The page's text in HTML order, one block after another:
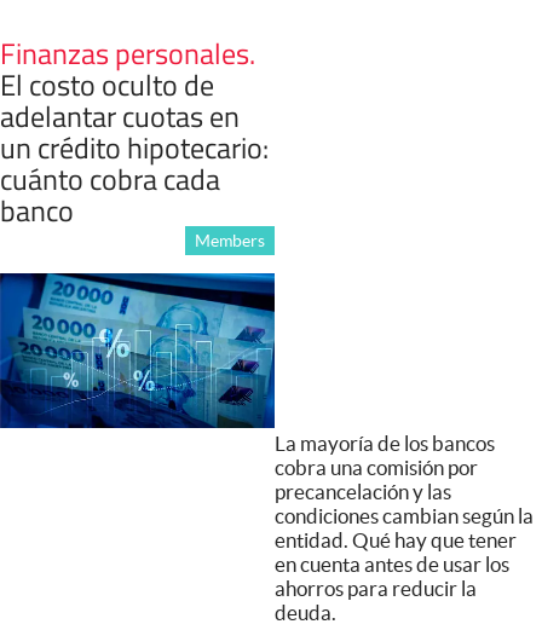
Finanzas personales.
El costo oculto de
adelantar cuotas en
un crédito hipotecario:
cuánto cobra cada
banco
Members
La mayoría de los bancos
cobra una comisión por
precancelación y las
condiciones cambian según la
entidad. Qué hay que tener
en cuenta antes de usar los
ahorros para reducir la
deuda.